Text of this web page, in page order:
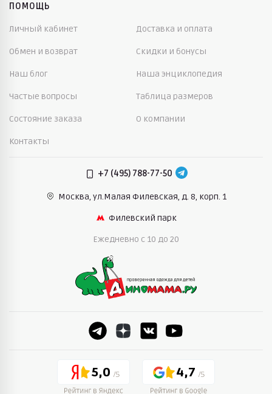
ПОМОЩЬ
Личный кабинет Доставка и оплата
Обмен и возврат Скидки и бонусы
Наш блог Наша энциклопедия
Частые вопросы Таблица размеров
Состояние заказа О компании
Контакты
+7 (495) 788-77-50
Москва, ул.Малая Филевская, д. 8, корп. 1
Филевский парк
Ежедневно c 10 до 20
5,0 4,7